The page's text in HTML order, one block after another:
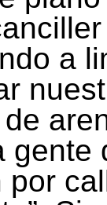
a
gente
por